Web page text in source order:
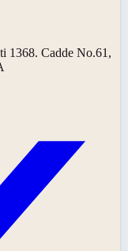
1368. Cadde No.61,